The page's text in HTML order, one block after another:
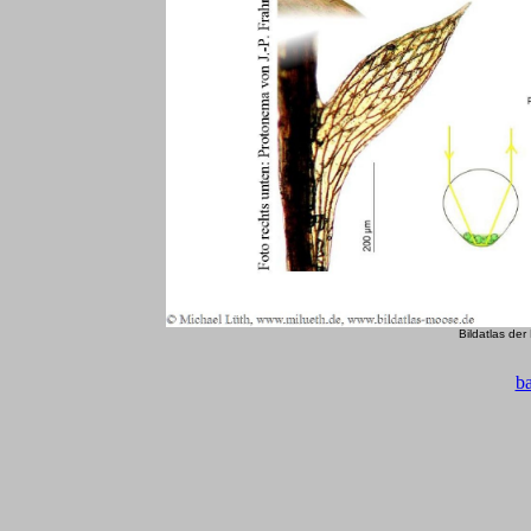
Bildatlas der